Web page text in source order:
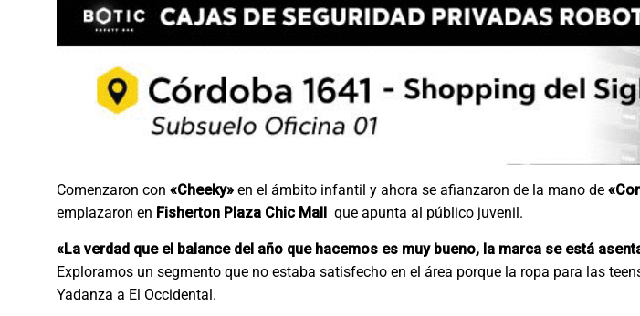
Comenzaron con «Cheeky» en el ámbito infantil y ahora se afianzaron de la mano de
emplazaron en Fisherton Plaza Chic Mall que apunta al público juvenil.
«La verdad que el balance del año que hacemos es muy bueno, la marca se está
Exploramos un segmento que no estaba satisfecho en el área porque la ropa para las
Yadanza a El Occidental.